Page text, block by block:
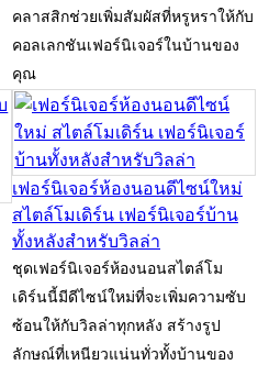
คลาสสิกช่วยเพิ่มสัมผัสที่หรูหราให้กับ
คอลเลกชันเฟอร์นิเจอร์ในบ้านของ
คุณ
เฟอร์นิเจอร์ห้องนอนดีไซน์ใหม่
สไตล์โมเดิร์น เฟอร์นิเจอร์บ้าน
ทั้งหลังสำหรับวิลล่า
ชุดเฟอร์นิเจอร์ห้องนอนสไตล์โม
เดิร์นนี้มีดีไซน์ใหม่ที่จะเพิ่มความซับ
ซ้อนให้กับวิลล่าทุกหลัง สร้างรูป
ลักษณ์ที่เหนียวแน่นทั่วทั้งบ้านของ